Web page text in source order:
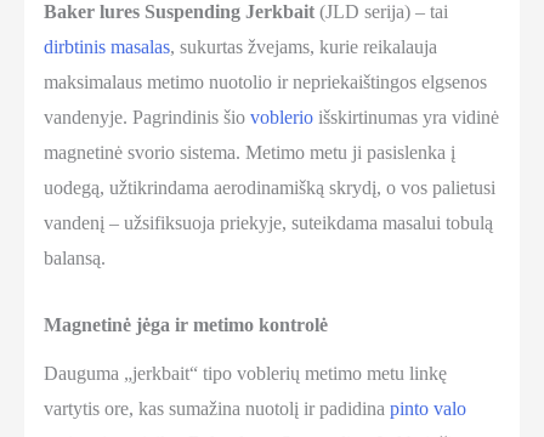
Baker lures Suspending Jerkbait (JLD serija) – tai
dirbtinis masalas, sukurtas žvejams, kurie reikalauja
maksimalaus metimo nuotolio ir nepriekaištingos elgsenos
vandenyje. Pagrindinis šio voblerio išskirtinumas yra vidinė
magnetinė svorio sistema. Metimo metu ji pasislenka į
uodegą, užtikrindama aerodinamišką skrydį, o vos palietusi
vandenį – užsifiksuoja priekyje, suteikdama masalui tobulą
balansą.
Magnetinė jėga ir metimo kontrolė
Dauguma „jerkbait“ tipo voblerių metimo metu linkę
vartytis ore, kas sumažina nuotolį ir padidina pinto valo